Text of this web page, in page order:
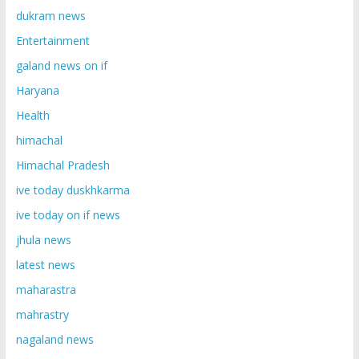
dukram news
Entertainment
galand news on if
Haryana
Health
himachal
Himachal Pradesh
ive today duskhkarma
ive today on if news
jhula news
latest news
maharastra
mahrastry
nagaland news